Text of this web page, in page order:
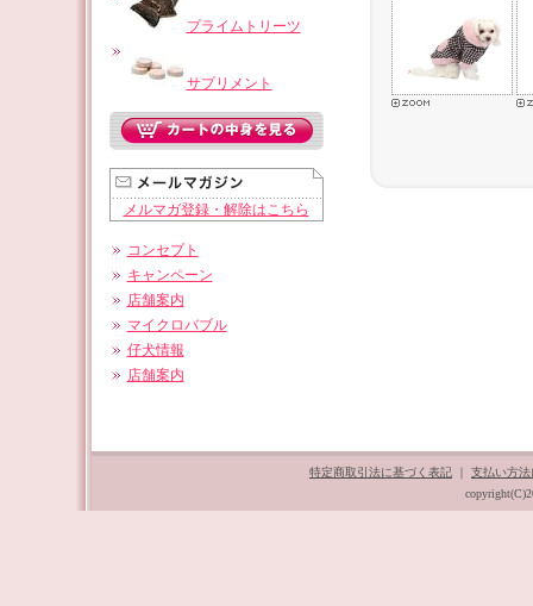
プライムトリーツ
サプリメント
メルマガ登録・解除はこちら
コンセプト
キャンペーン
店舗案内
マイクロバブル
仔犬情報
店舗案内
特定商取引法に基づく表記
支払い方